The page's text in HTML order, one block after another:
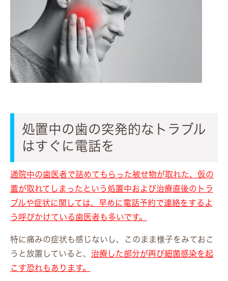
処置中の歯の突発的なトラブル
はすぐに電話を
通院中の歯医者で詰めてもらった被せ物が取れた、仮の
蓋が取れてしまったという処置中および治療直後のトラ
ブルや症状に関しては、早めに電話予約で連絡をするよ
う呼びかけている歯医者も多いです。
特に痛みの症状も感じないし、このまま様子をみておこ
うと放置していると、 治療した部分が再び細菌感染を起
こす恐れもあります。